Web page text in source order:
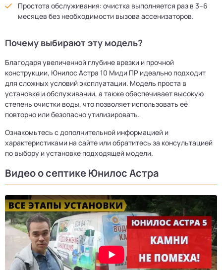
Простота обслуживания: очистка выполняется раз в 3–6
месяцев без необходимости вызова ассенизаторов.
Почему выбирают эту модель?
Благодаря увеличенной глубине врезки и прочной
конструкции, Юнилос Астра 10 Миди ПР идеально подходит
для сложных условий эксплуатации. Модель проста в
установке и обслуживании, а также обеспечивает высокую
степень очистки воды, что позволяет использовать её
повторно или безопасно утилизировать.
Ознакомьтесь с дополнительной информацией и
характеристиками на сайте или обратитесь за консультацией
по выбору и установке подходящей модели.
Видео о септике Юнилос Астра